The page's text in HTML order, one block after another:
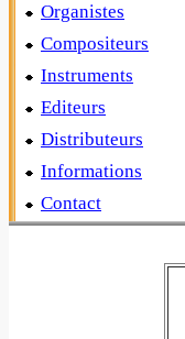
Organistes
Compositeurs
Instruments
Editeurs
Distributeurs
Informations
Contact